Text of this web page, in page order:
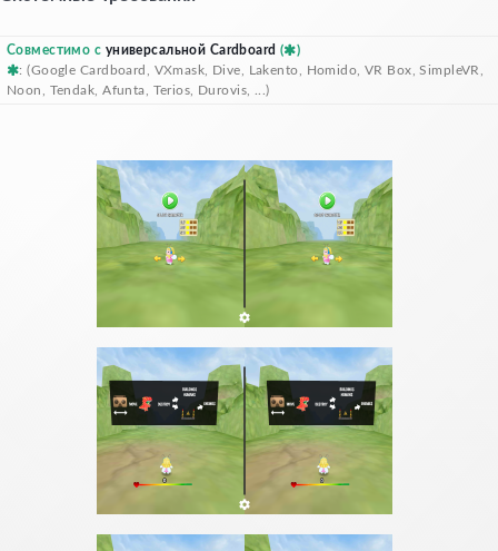
Совместимо с универсальной Cardboard (
)
: (Google Cardboard, VXmask, Dive, Lakento, Homido, VR Box, SimpleVR,
Noon, Tendak, Afunta, Terios, Durovis, ...)